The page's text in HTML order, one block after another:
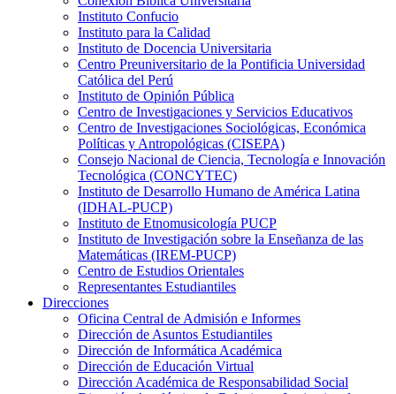
Instituto Confucio
Instituto para la Calidad
Instituto de Docencia Universitaria
Centro Preuniversitario de la Pontificia Universidad
Católica del Perú
Instituto de Opinión Pública
Centro de Investigaciones y Servicios Educativos
Centro de Investigaciones Sociológicas, Económica
Políticas y Antropológicas (CISEPA)
Consejo Nacional de Ciencia, Tecnología e Innovación
Tecnológica (CONCYTEC)
Instituto de Desarrollo Humano de América Latina
(IDHAL-PUCP)
Instituto de Etnomusicología PUCP
Instituto de Investigación sobre la Enseñanza de las
Matemáticas (IREM-PUCP)
Centro de Estudios Orientales
Representantes Estudiantiles
Direcciones
Oficina Central de Admisión e Informes
Dirección de Asuntos Estudiantiles
Dirección de Informática Académica
Dirección de Educación Virtual
Dirección Académica de Responsabilidad Social